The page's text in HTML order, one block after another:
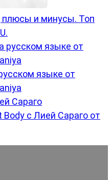
плюсы и минусы. Топ
языке от
с Лией Сараго от